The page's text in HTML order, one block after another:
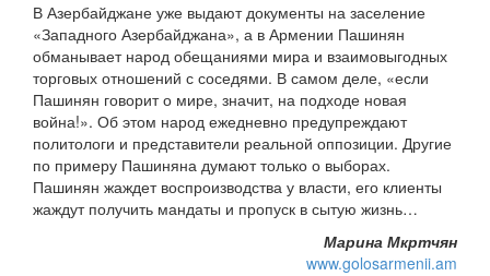
В Азербайджане уже выдают документы на заселение
«Западного Азербайджана», а в Армении Пашинян
обманывает народ обещаниями мира и взаимовыгодных
торговых отношений с соседями. В самом деле, «если
Пашинян говорит о мире, значит, на подходе новая
война!». Об этом народ ежедневно предупреждают
политологи и представители реальной оппозиции. Другие
по примеру Пашиняна думают только о выборах.
Пашинян жаждет воспроизводства у власти, его клиенты
жаждут получить мандаты и пропуск в сытую жизнь…
Марина Мкртчян
www.golosarmenii.am